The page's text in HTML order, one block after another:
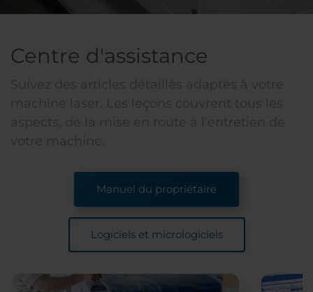
Centre d'assistance
Manuel du propriétaire
Logiciels et micrologiciels